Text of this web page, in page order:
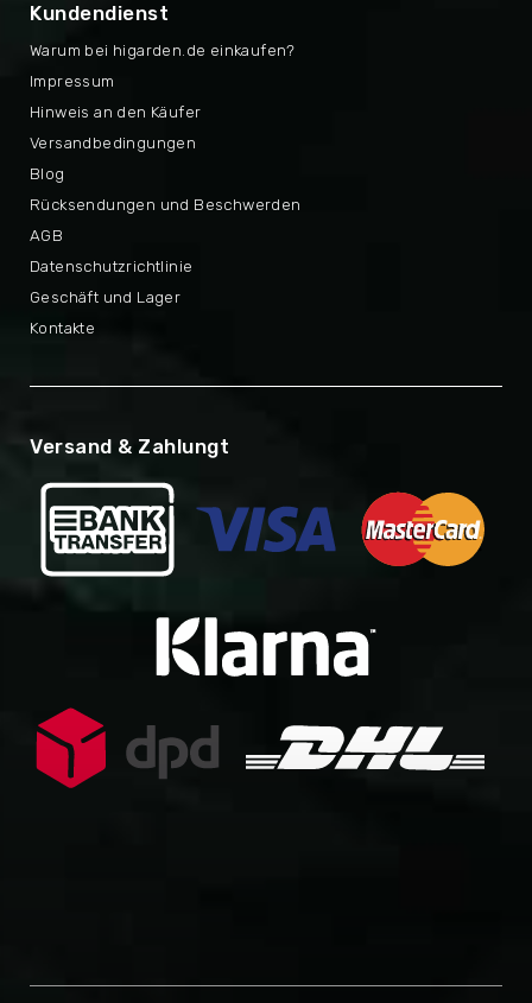
Kundendienst
Warum bei higarden.de einkaufen?
Rücksendungen und Beschwerden
Impressum
AGB
Hinweis an den Käufer
Datenschutzrichtlinie
Versandbedingungen
Geschäft und Lager
Blog
Kontakte
Versand & Zahlungt